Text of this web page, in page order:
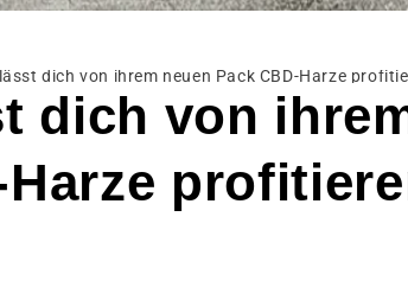
dich von ihrem neuen Pack CBD-Harze
dich von